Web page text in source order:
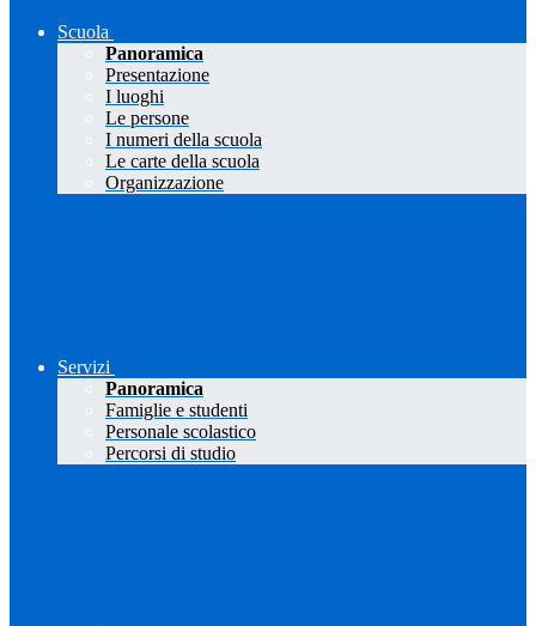
Scuola
Panoramica
Presentazione
I luoghi
Le persone
I numeri della scuola
Le carte della scuola
Organizzazione
Servizi
Panoramica
Famiglie e studenti
Personale scolastico
Percorsi di studio